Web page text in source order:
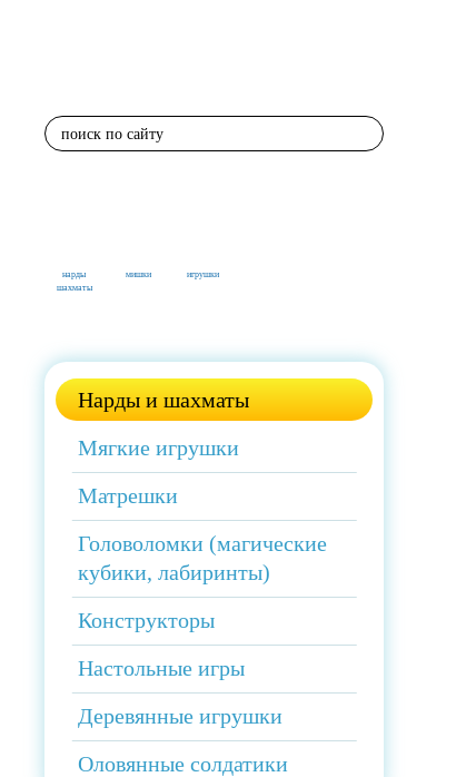
поиск по сайту
нарды
шахматы
мишки игрушки
Нарды и шахматы
Мягкие игрушки
Матрешки
Головоломки (магические
кубики, лабиринты)
Конструкторы
Настольные игры
Деревянные игрушки
Оловянные солдатики